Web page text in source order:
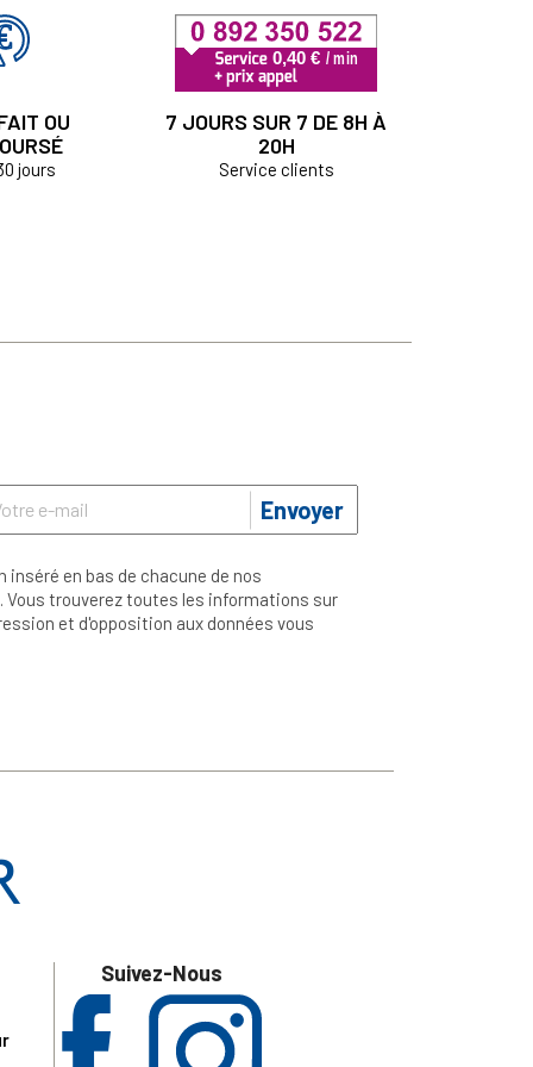
OU
jours
7 JOURS SUR 7 DE 8H À
20H
Service clients
Envoyer
en bas de chacune de nos
trouverez toutes les informations sur
et d'opposition aux données vous
Suivez-Nous